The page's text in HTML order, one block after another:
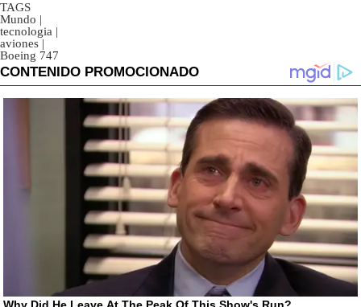
TAGS
Mundo |
tecnologia |
aviones |
Boeing 747